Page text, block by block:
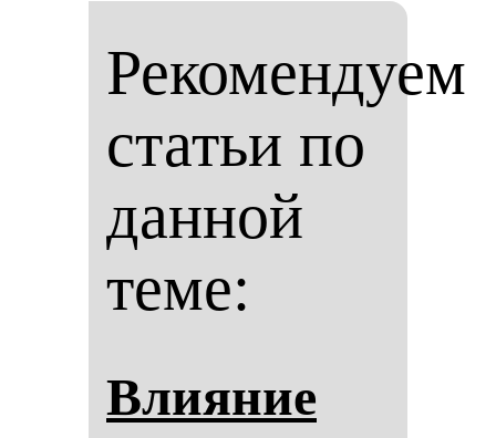
Рекомендуем
статьи по
данной
теме:
Вли­яние